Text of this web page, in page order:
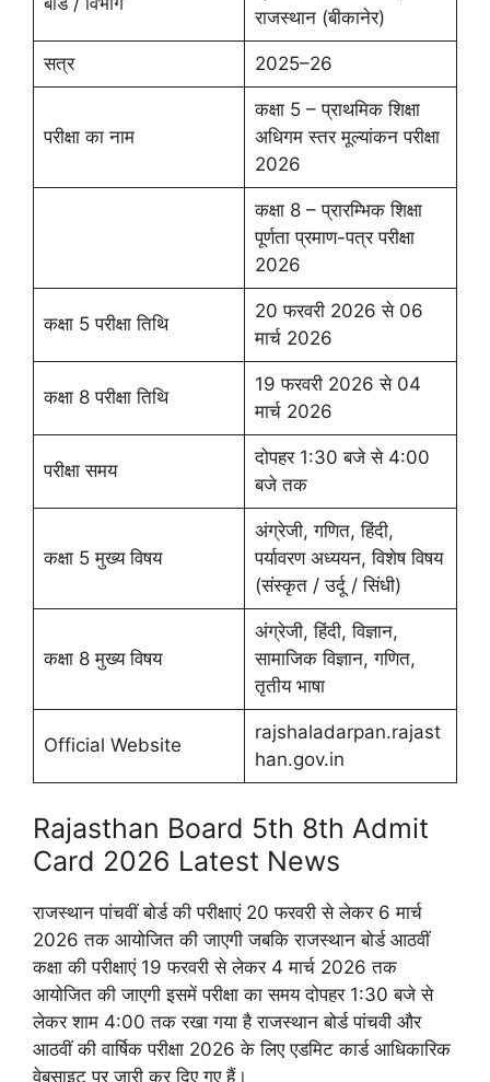
राजस्थान (बीकानेर)
सत्र 2025–26
परीक्षा का नाम
कक्षा 5 – प्राथमिक शिक्षा
अधिगम स्तर मूल्यांकन परीक्षा
2026
कक्षा 8 – प्रारम्भिक शिक्षा
पूर्णता प्रमाण-पत्र परीक्षा
2026
कक्षा 5 परीक्षा तिथि
20 फरवरी 2026 से 06
मार्च 2026
कक्षा 8 परीक्षा तिथि
19 फरवरी 2026 से 04
मार्च 2026
परीक्षा समय
दोपहर 1:30 बजे से 4:00
बजे तक
कक्षा 5 मुख्य विषय
अंग्रेजी, गणित, हिंदी,
पर्यावरण अध्ययन, विशेष विषय
(संस्कृत / उर्दू / सिंधी)
कक्षा 8 मुख्य विषय
अंग्रेजी, हिंदी, विज्ञान,
सामाजिक विज्ञान, गणित,
तृतीय भाषा
Official Website
rajshaladarpan.rajast
han.gov.in
Rajasthan Board 5th 8th Admit
Card 2026 Latest News
राजस्थान पांचवीं बोर्ड की परीक्षाएं 20 फरवरी से लेकर 6 मार्च
2026 तक आयोजित की जाएगी जबकि राजस्थान बोर्ड आठवीं
कक्षा की परीक्षाएं 19 फरवरी से लेकर 4 मार्च 2026 तक
आयोजित की जाएगी इसमें परीक्षा का समय दोपहर 1:30 बजे से
लेकर शाम 4:00 तक रखा गया है राजस्थान बोर्ड पांचवी और
आठवीं की वार्षिक परीक्षा 2026 के लिए एडमिट कार्ड आधिकारिक
वेबसाइट पर जारी कर दिए गए हैं।